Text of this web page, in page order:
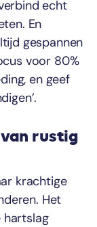
echt
En
gespannen
voor 80%
en geef
rustig
krachtige
Het
hartslag